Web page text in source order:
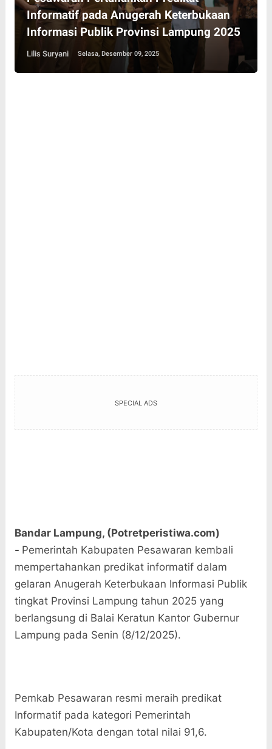
Informatif pada Anugerah Keterbukaan
Informasi Publik Provinsi Lampung 2025
Lilis Suryani Selasa, Desember 09, 2025
SPECIAL ADS
Bandar Lampung, (Potretperistiwa.com)
- Pemerintah Kabupaten Pesawaran kembali
mempertahankan predikat informatif dalam
gelaran Anugerah Keterbukaan Informasi Publik
tingkat Provinsi Lampung tahun 2025 yang
berlangsung di Balai Keratun Kantor Gubernur
Lampung pada Senin (8/12/2025).
Pemkab Pesawaran resmi meraih predikat
Informatif pada kategori Pemerintah
Kabupaten/Kota dengan total nilai 91,6.